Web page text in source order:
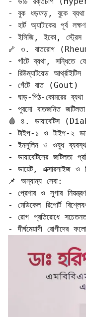
- বুক ধড়ফড়, বুকে ব্যথা,
- হার্ট অ্যাটাকের পূর্ব
- ইসিজি, ইকো, স্ট্রেস
🦴 ৩. বাতরোগ
- গাঁটে ব্যথা, সন্ধিতে
- রিউম্যাটয়েড
- গেঁটে বাত (Gout)
- ঘাড়-পিঠ-কোমরের
- পুরনো বাতজনিত জটিলতা
🩸 ৪. ডায়াবেটিস
- টাইপ-১ ও টাইপ-২
- ইনসুলিন ও ওষুধ
- ডায়াবেটিসের
- ডায়েট, এক্সারসাইজ ও
📌 অন্যান্য সেবা:
- প্রেশার ও সুগার
- মেডিকেল রিপোর্ট
- রোগ প্রতিরোধে
- দীর্ঘমেয়াদী রোগীদের